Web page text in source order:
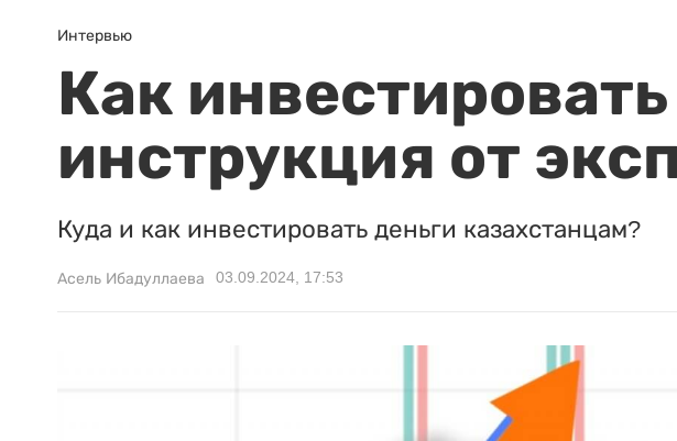
Интервью
Как
инструкция от
Куда и как инвестировать деньги казахстанцам?
Асель Ибадуллаева 03.09.2024, 17:53